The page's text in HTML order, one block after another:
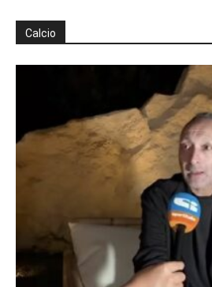
Calcio